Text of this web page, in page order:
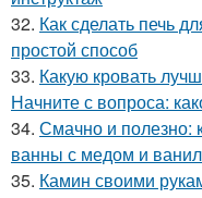
32. Как сделать печь
простой способ
33. Какую кровать
Начните с вопроса:
34. Смачно и полезно:
ванны с медом и
35. Камин своими